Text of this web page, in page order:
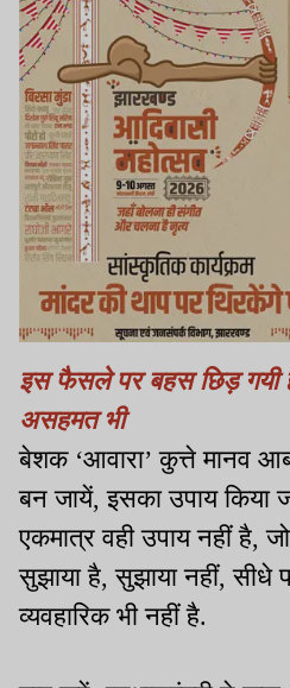
इस फैसले पर बहस छिड़
असहमत भी
बेशक ‘आवारा’ कुत्ते मानव
बन जायें, इसका उपाय किया
एकमात्र वही उपाय नहीं है,
सुझाया है, सुझाया नहीं, सीधे
व्यवहारिक भी नहीं है.